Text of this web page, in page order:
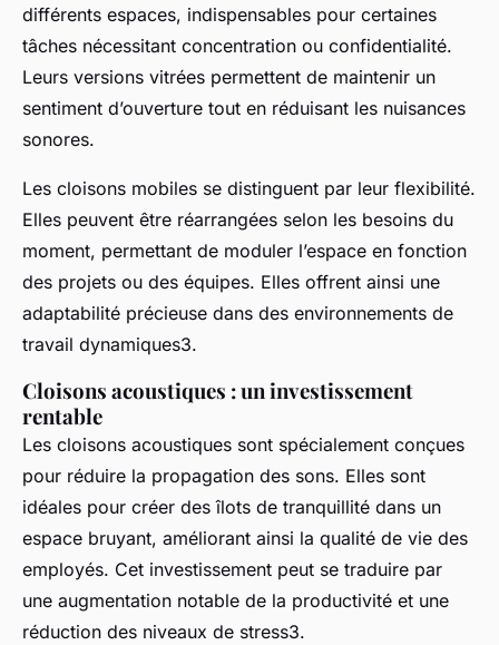
différents espaces, indispensables pour certaines
tâches nécessitant concentration ou confidentialité.
Leurs versions vitrées permettent de maintenir un
sentiment d’ouverture tout en réduisant les nuisances
sonores.
Les cloisons mobiles se distinguent par leur flexibilité.
Elles peuvent être réarrangées selon les besoins du
moment, permettant de moduler l’espace en fonction
des projets ou des équipes. Elles offrent ainsi une
adaptabilité précieuse dans des environnements de
travail dynamiques3.
Cloisons acoustiques : un investissement
rentable
Les cloisons acoustiques sont spécialement conçues
pour réduire la propagation des sons. Elles sont
idéales pour créer des îlots de tranquillité dans un
espace bruyant, améliorant ainsi la qualité de vie des
employés. Cet investissement peut se traduire par
une augmentation notable de la productivité et une
réduction des niveaux de stress3.